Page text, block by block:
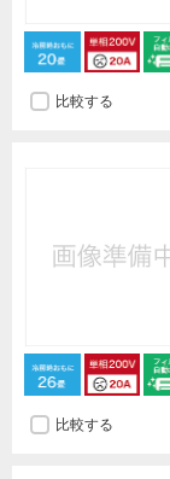
比較する
比較する